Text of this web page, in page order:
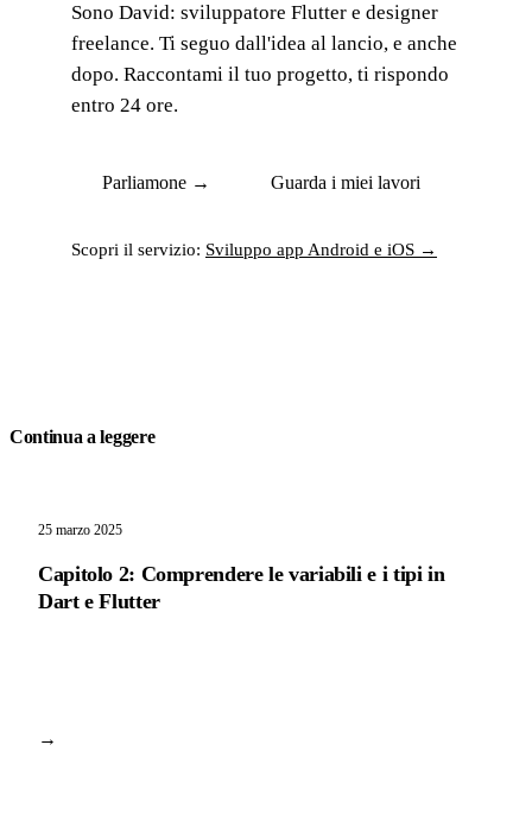
Sono David: sviluppatore Flutter e designer
freelance. Ti seguo dall'idea al lancio, e anche
dopo. Raccontami il tuo progetto, ti rispondo
entro 24 ore.
Parliamone → Guarda i miei lavori
Scopri il servizio: Sviluppo app Android e iOS →
Continua a leggere
25 marzo 2025
Capitolo 2: Comprendere le variabili e i tipi in
Dart e Flutter
→